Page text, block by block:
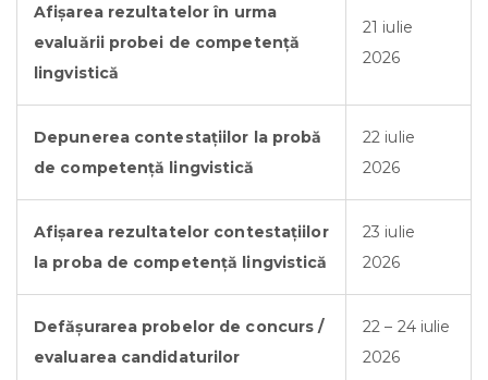
Afișarea rezultatelor în urma
evaluării probei de competență
lingvistică
21 iulie
2026
Depunerea contestațiilor la probă
de competență lingvistică
22 iulie
2026
Afișarea rezultatelor contestațiilor
la proba de competență lingvistică
23 iulie
2026
Defășurarea probelor de concurs /
evaluarea candidaturilor
22 – 24 iulie
2026